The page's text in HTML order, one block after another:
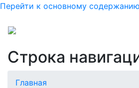
Перейти к основному содержанию
Строка
Главная